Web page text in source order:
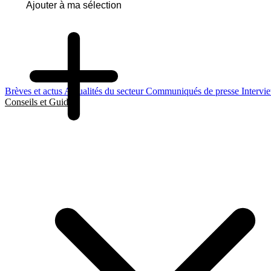
Brèves et actus Actualités du secteurCommuniqués de presse
Conseils et Guides
Ajouter à ma sélection